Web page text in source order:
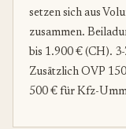
setzen sich aus
zusammen.
bis 1.900 € (CH).
Zusätzlich OVP
500 € für Kfz-